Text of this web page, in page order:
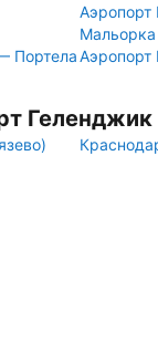
Мальорка
ПортелаАэропорт
Геленджик